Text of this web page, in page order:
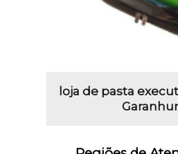
loja de pasta